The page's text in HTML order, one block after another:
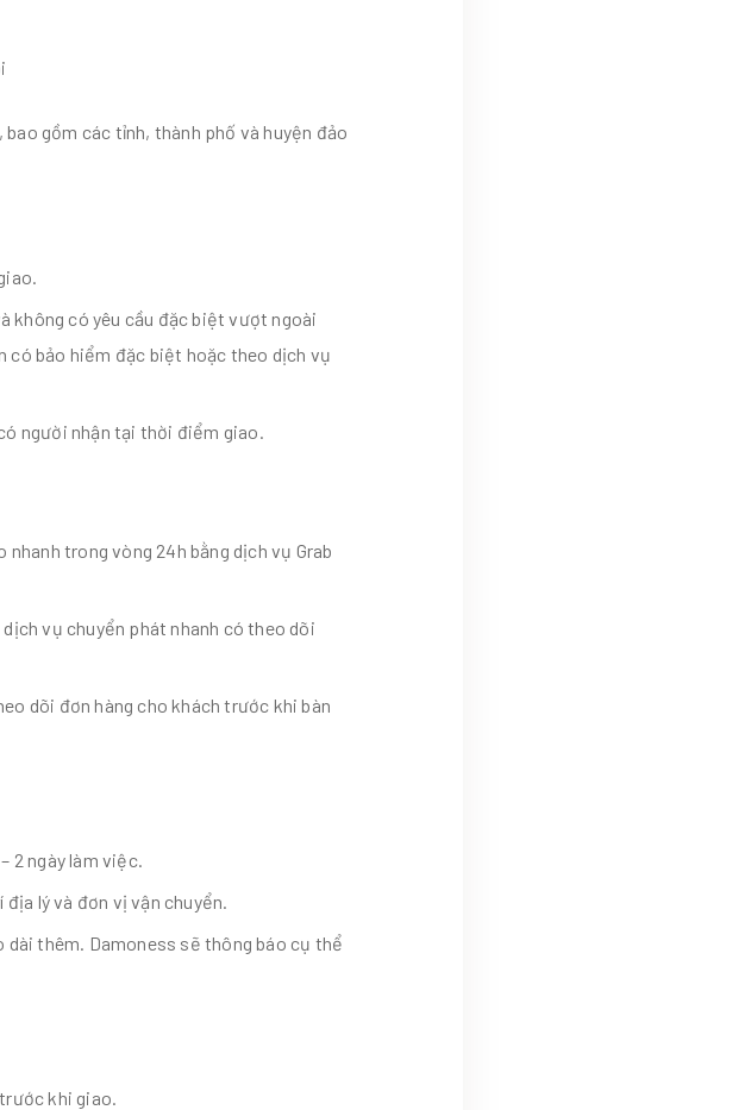
gồm các tỉnh, thành phố và huyện đảo
không có yêu cầu đặc biệt vượt ngoài
có bảo hiểm đặc biệt hoặc theo dịch vụ
người nhận tại thời điểm giao.
trong vòng 24h bằng dịch vụ Grab
vụ chuyển phát nhanh có theo dõi
dõi đơn hàng cho khách trước khi bàn
2 ngày làm việc.
lý và đơn vị vận chuyển.
thêm. Damoness sẽ thông báo cụ thể
khi giao.